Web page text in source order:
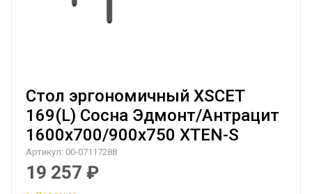
Стол эргономичный XSCET
169(L) Сосна Эдмонт/Антрацит
1600х700/900х750 XTEN-S
Артикул: 00-07117288
19 257 ₽